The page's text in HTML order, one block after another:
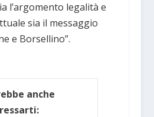
l’argomento legalità e
sia il messaggio
e Borsellino”.
anche